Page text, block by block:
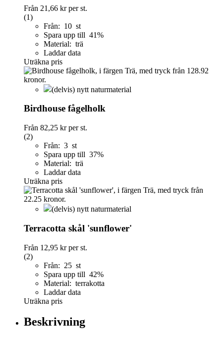
Från 21,66 krper st.
(1)
Från: 10 st
Spara upp till 41%
Material: trä
Laddar data
Uträkna pris
(delvis) nytt naturmaterial
Birdhouse fågelholk
Från 82,25 krper st.
(2)
Från: 3 st
Spara upp till 37%
Material: trä
Laddar data
Uträkna pris
(delvis) nytt naturmaterial
Terracotta skål 'sunflower'
Från 12,95 krper st.
(2)
Från: 25 st
Spara upp till 42%
Material: terrakotta
Laddar data
Uträkna pris
Beskrivning